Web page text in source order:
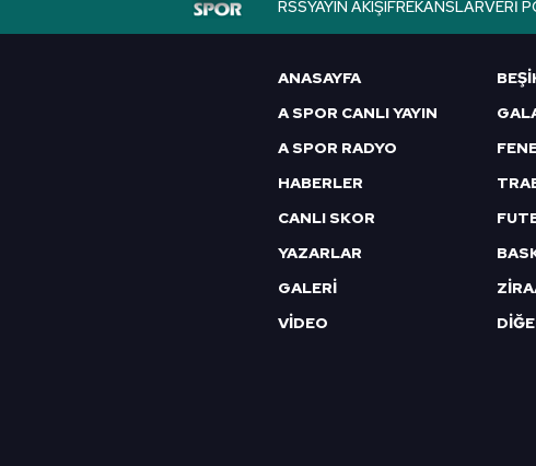
6698 sayılı Kişisel Verilerin
RSSYAYIN AKIŞIFREKANSLARVERI
ANASAYFA
A SPOR CANLI YAYIN
A SPOR RADYO
HABERLER
CANLI SKOR
YAZARLAR
GALERİ
VİDEO